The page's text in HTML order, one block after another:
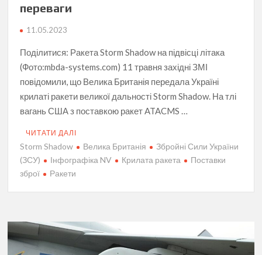
переваги
11.05.2023
Поділитися: Ракета Storm Shadow на підвісці літака
(Фото:mbda-systems.com) 11 травня західні ЗМІ
повідомили, що Велика Британія передала Україні
крилаті ракети великої дальності Storm Shadow. На тлі
вагань США з поставкою ракет ATACMS …
ЧИТАТИ ДАЛІ
Storm Shadow Велика Британія
Збройні Сили України
(ЗСУ)
Інфографіка NV Крилата ракета
Поставки
зброї
Ракети